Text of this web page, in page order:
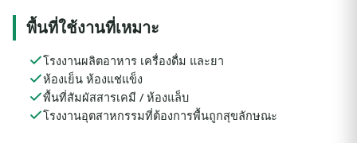
พื้นที่ใช้งานที่เหมาะ
โรงงานผลิตอาหาร เครื่องดื่ม และยา
ห้องเย็น ห้องแช่แข็ง
พื้นที่สัมผัสสารเคมี / ห้องแล็บ
โรงงานอุตสาหกรรมที่ต้องการพื้นถูกสุขลักษณะ